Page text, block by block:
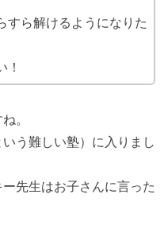
すら解けるようになりた
。
う難しい塾）に入りまし
先生はお子さんに言った